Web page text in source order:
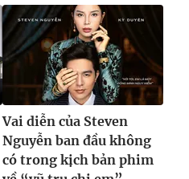
Vai diễn của Steven
Nguyễn ban đầu không
có trong kịch bản phim